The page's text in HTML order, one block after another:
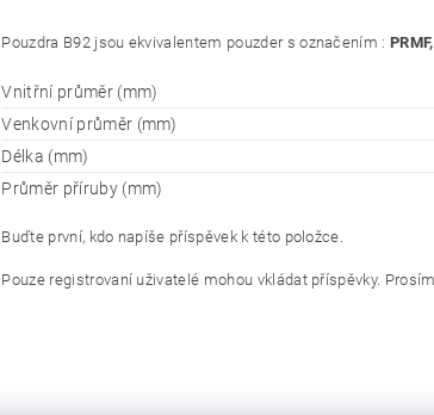
Pouzdra B92 jsou ekvivalentem pouzder s označením :
Vnitřní průměr (mm)
Venkovní průměr (mm)
Délka (mm)
Průměr příruby (mm)
Buďte první, kdo napíše příspěvek k této položce.
Pouze registrovaní uživatelé mohou vkládat příspěvky. Prosím